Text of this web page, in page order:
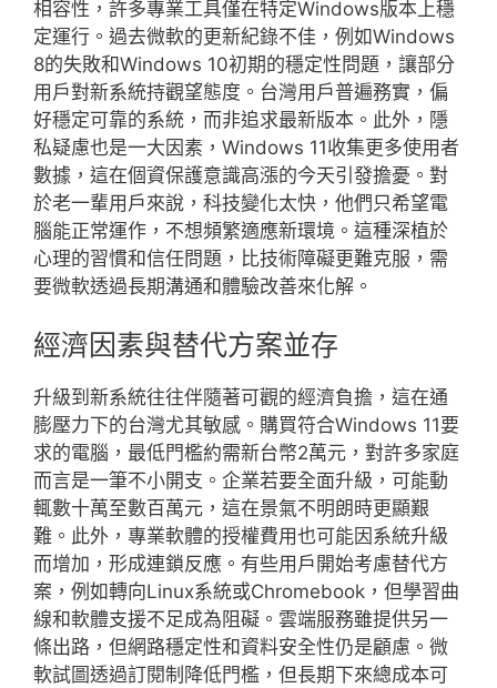
相容性，許多專業工具僅在特定Windows版本上穩
定運行。過去微軟的更新紀錄不佳，例如Windows
8的失敗和Windows 10初期的穩定性問題，讓部分
用戶對新系統持觀望態度。台灣用戶普遍務實，偏
好穩定可靠的系統，而非追求最新版本。此外，隱
私疑慮也是一大因素，Windows 11收集更多使用者
數據，這在個資保護意識高漲的今天引發擔憂。對
於老一輩用戶來說，科技變化太快，他們只希望電
腦能正常運作，不想頻繁適應新環境。這種深植於
心理的習慣和信任問題，比技術障礙更難克服，需
要微軟透過長期溝通和體驗改善來化解。
經濟因素與替代方案並存
升級到新系統往往伴隨著可觀的經濟負擔，這在通
膨壓力下的台灣尤其敏感。購買符合Windows 11要
求的電腦，最低門檻約需新台幣2萬元，對許多家庭
而言是一筆不小開支。企業若要全面升級，可能動
輒數十萬至數百萬元，這在景氣不明朗時更顯艱
難。此外，專業軟體的授權費用也可能因系統升級
而增加，形成連鎖反應。有些用戶開始考慮替代方
案，例如轉向Linux系統或Chromebook，但學習曲
線和軟體支援不足成為阻礙。雲端服務雖提供另一
條出路，但網路穩定性和資料安全性仍是顧慮。微
軟試圖透過訂閱制降低門檻，但長期下來總成本可